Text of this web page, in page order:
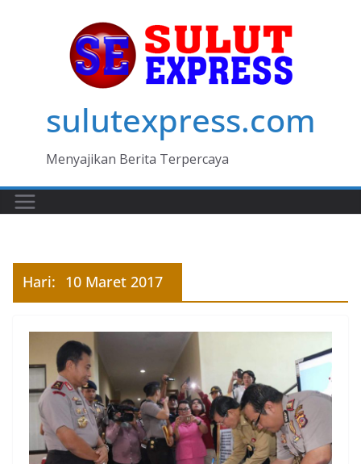
sulutexpress.com
Menyajikan Berita Terpercaya
Hari: 10 Maret 2017